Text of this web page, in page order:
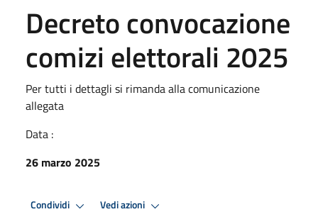
Decreto convocazione
comizi elettorali 2025
Per tutti i dettagli si rimanda alla comunicazione
allegata
Data :
26 marzo 2025
Condividi Vedi azioni